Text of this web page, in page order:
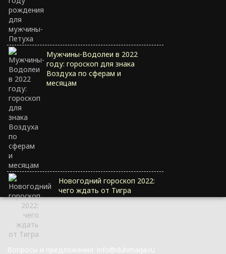
Мужчины-Водолеи в 2022
году: гороскоп для знака
Воздуха по сферам и
месяцам
Новогодний гороскоп 2022:
чего ждать от Тигра
Вопросы и предложения: info@duhmaga.ru